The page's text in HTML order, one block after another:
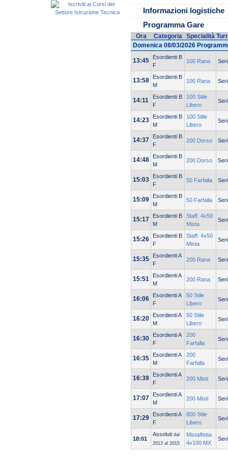
Informazioni logistiche
Programma Gare
Ora Categoria Specialità
Domenica 08/03/2026
13:45
Esordienti B
F
100 Rana
13:58
Esordienti B
M
100 Rana
14:11
Esordienti B
F
100 Stile
Libero
14:23
Esordienti B
M
100 Stile
Libero
14:37
Esordienti B
F
200 Dorso
14:48
Esordienti B
M
200 Dorso
15:03
Esordienti B
F
50 Farfalla
15:09
Esordienti B
M
50 Farfalla
15:17
Esordienti B
M
Staff. 4x50
Mista
15:26
Esordienti B
F
Staff. 4x50
Mista
15:35
Esordienti A
F
200 Rana
15:51
Esordienti A
M
200 Rana
16:06
Esordienti A
F
50 Stile
Libero
16:20
Esordienti A
M
50 Stile
Libero
16:30
Esordienti A
F
200
Farfalla
16:35
Esordienti A
M
200
Farfalla
16:39
Esordienti A
F
200 Misti
17:07
Esordienti A
M
200 Misti
17:29
Esordienti A
F
800 Stile
Libero
18:01
Assoluti dal
2013 al 2015
Mistaffetta
4x100 MX